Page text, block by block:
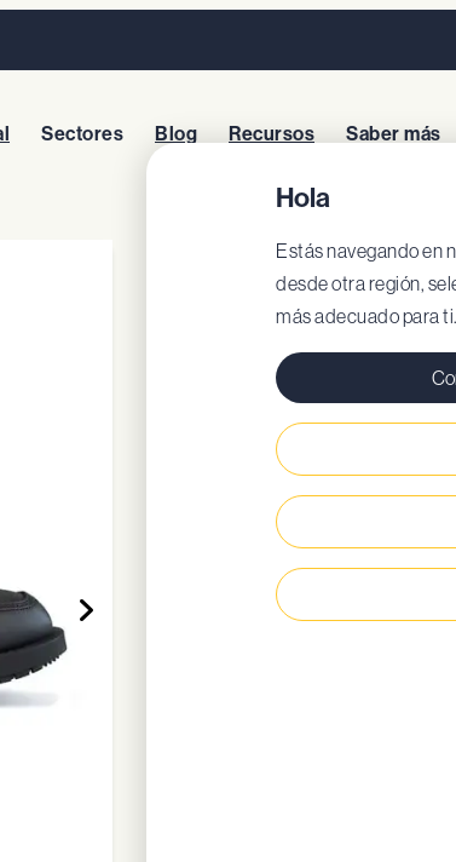
Hola
Estás navegando en
desde otra región,
más adecuado para ti.
Sectores Blog Recursos Saber más
ARISTOCRAT
Modelo: 20311
EU Certificado
Plantilla
Parte superior
Libre de metal